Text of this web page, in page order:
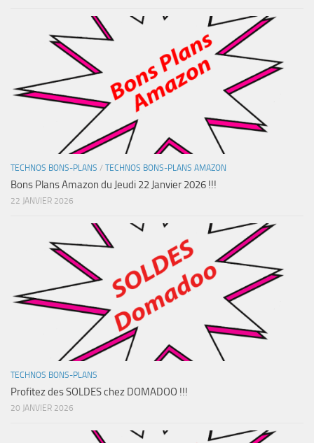
TECHNOS BONS-PLANS / TECHNOS BONS-PLANS AMAZON
Bons Plans Amazon du Jeudi 22 Janvier 2026 !!!
22 JANVIER 2026
TECHNOS BONS-PLANS
Profitez des SOLDES chez DOMADOO !!!
20 JANVIER 2026